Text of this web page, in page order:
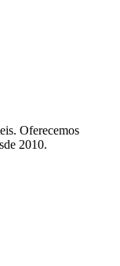
Oferecemos
2010.